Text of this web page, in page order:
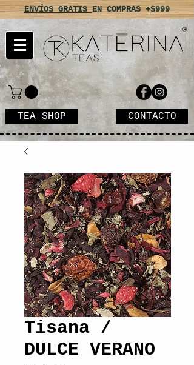
ENVÍOS GRATISEN COMPRAS +$999
TEA SHOP CONTACTO
Tisana /
DULCE VERANO